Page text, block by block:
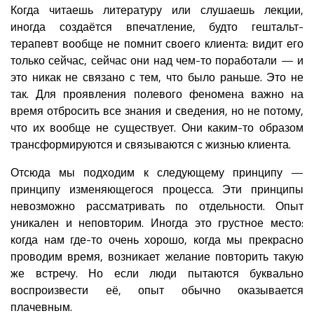
Когда читаешь литературу или слушаешь лекции,
иногда создаётся впечатление, будто гештальт-
терапевт вообще не помнит своего клиента: видит его
только сейчас, сейчас они над чем-то поработали — и
это никак не связано с тем, что было раньше. Это не
так. Для проявления полевого феномена важно на
время отбросить все знания и сведения, но не потому,
что их вообще не существует. Они каким-то образом
трансформируются и связываются с жизнью клиента.
Отсюда мы подходим к следующему принципу —
принципу изменяющегося процесса. Эти принципы
невозможно рассматривать по отдельности. Опыт
уникален и неповторим. Иногда это грустное место:
когда нам где-то очень хорошо, когда мы прекрасно
проводим время, возникает желание повторить такую
же встречу. Но если люди пытаются буквально
воспроизвести её, опыт обычно оказывается
плачевным.